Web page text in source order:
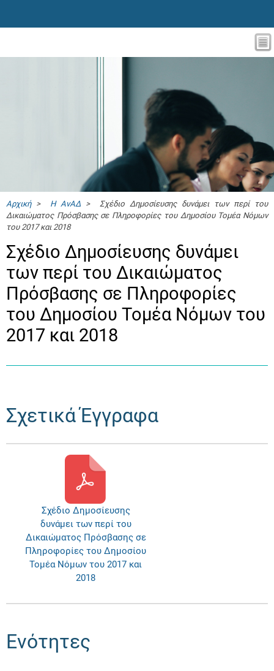
Αρχική> Η ΑνΑΔ > Σχέδιο Δημοσίευσης δυνάμει των περί του
Δικαιώματος Πρόσβασης σε Πληροφορίες του Δημοσίου Τομέα Νόμων
του 2017 και 2018
Σχέδιο Δημοσίευσης δυνάμει
των περί του Δικαιώματος
Πρόσβασης σε Πληροφορίες
του Δημοσίου Τομέα Νόμων του
2017 και 2018
Σχετικά Έγγραφα
Σχέδιο Δημοσίευσης
δυνάμει των περί του
Δικαιώματος Πρόσβασης σε
Πληροφορίες του Δημοσίου
Τομέα Νόμων του 2017 και
2018
Ενότητες